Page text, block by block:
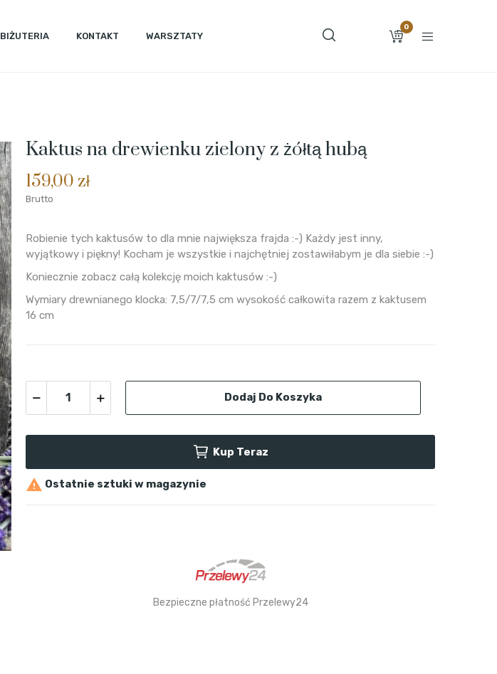
BIŻUTERIA KONTAKT WARSZTATY
0
Kaktus na drewienku zielony z żółtą hubą
159,00 zł
Brutto
Robienie tych kaktusów to dla mnie największa frajda :-) Każdy jest inny,
wyjątkowy i piękny! Kocham je wszystkie i najchętniej zostawiłabym je dla siebie :-)
Koniecznie zobacz całą kolekcję moich kaktusów :-)
Wymiary drewnianego klocka: 7,5/7/7,5 cm wysokość całkowita razem z kaktusem
16 cm
Dodaj Do Koszyka
Kup Teraz
 Ostatnie sztuki w magazynie
Bezpieczne płatność Przelewy24